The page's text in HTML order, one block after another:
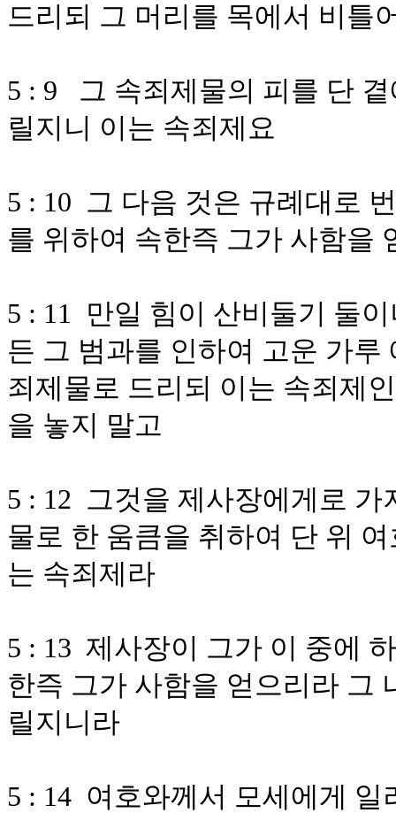
드리되 그 머리를 목에서 비틀
5 : 9 그 속죄제물의 피를 단
릴지니 이는 속죄제요
5 : 10 그 다음 것은 규례대로
를 위하여 속한즉 그가 사함을
5 : 11 만일 힘이 산비둘기 둘
든 그 범과를 인하여 고운 가
죄제물로 드리되 이는 속죄제
을 놓지 말고
5 : 12 그것을 제사장에게로
물로 한 움큼을 취하여 단 위
는 속죄제라
5 : 13 제사장이 그가 이 중에
한즉 그가 사함을 얻으리라 그
릴지니라
5 : 14 여호와께서 모세에게 일